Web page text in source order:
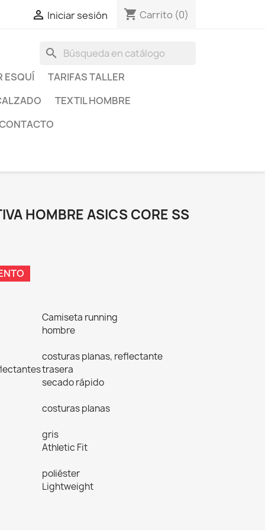
 Iniciar sesión shopping_cart Carrito (0)
search
ESQUÍ
TARIFAS TALLER
TEXTIL HOMBRE
HOMBRE ASICS CORE SS
Camiseta running
hombre
costuras planas, reflectante
trasera
secado rápido
costuras planas
gris
Athletic Fit
poliéster
Lightweight